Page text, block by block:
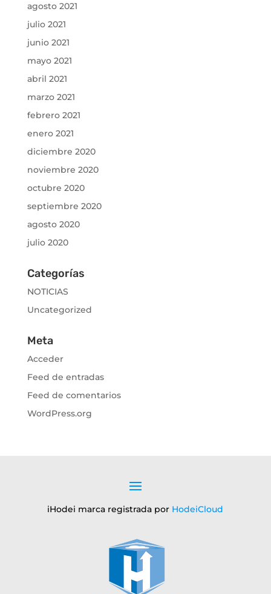
agosto 2021
julio 2021
junio 2021
mayo 2021
abril 2021
marzo 2021
febrero 2021
enero 2021
diciembre 2020
noviembre 2020
octubre 2020
septiembre 2020
agosto 2020
julio 2020
Categorías
NOTICIAS
Uncategorized
Meta
Acceder
Feed de entradas
Feed de comentarios
WordPress.org
iHodei marca registrada por HodeiCloud